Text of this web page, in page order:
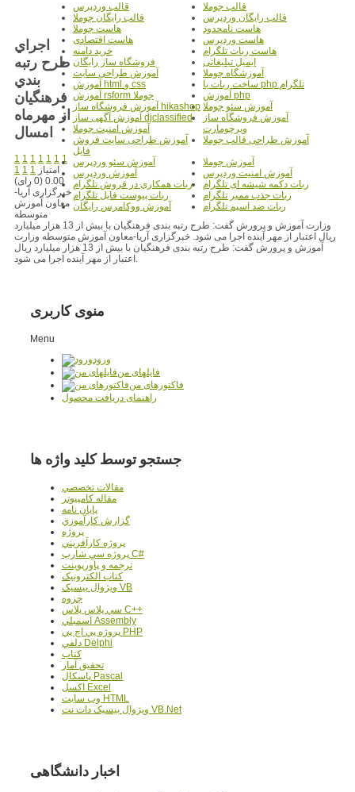
قالب جوملا
قالب وردپرس
قالب رایگان وردپرس
قالب رایگان جوملا
هاست نامحدود
هاست جوملا
هاست وردپرس
هاست اقتصادی
هاست ربات تلگرام
خرید دامنه
ایمیل تبلیغاتی
فروشگاه ساز رایگان
آموزشگاه جوملا
آموزش طراحی سایت
ساخت ربات با php تلگرام
آموزش html و css
آموزش php
آموزش rsform جوملا
آموزش سئو جوملا آموزش فروشگاه ساز hikashop
آموزش فروشگاه ساز
ویرچومارت
آموزش آگهی ساز djclassified
آموزش امنیت جوملا
آموزش طراحی قالب جوملا
آموزش طراحی سایت فروش
فایل
آموزش جوملا
آموزش سئو وردپرس
آموزش امنیت وردپرس
آموزش وردپرس
ربات دکمه شیشه ای تلگرام
ربات همکاری در فروش تلگرام
ربات جذب ممبر تلگرام
ربات پیوست فایل تلگرام
ربات ضد اسپم تلگرام
آموزش ووکامرس رایگان
اجراي
طرح رتبه
بندي
فرهنگيان
از مهرماه
امسال
1 1 1 1 1 1 1
1 1 1 امتیاز
0.00 (0 رای)
خبرگزاری آریا-
معاون آموزش
متوسطه
وزارت آموزش و پرورش گفت: طرح رتبه بندی فرهنگیان با بیش از 13 هزار میلیارد
ریال اعتبار از مهر آینده اجرا می شود. خبرگزاری آریا-معاون آموزش متوسطه وزارت
آموزش و پرورش گفت: طرح رتبه بندی فرهنگیان با بیش از 13 هزار میلیارد ریال
اعتبار از مهر آینده اجرا می شود.
منوی کاربری
Menu
ورود
فایلهای من
فاکتورهای من
راهنمای دریافت محصول
جستجو توسط کلید واژه ها
مقالات تخصصي
مقاله کامپیوتر
پایان نامه
گزارش کارآموزي
پروژه
پروژه کارآفريني
پروژه سي شارپ C#
ترجمه و پاورپوينت
کتاب الکترونيک
ويژوال بيسيک VB
جزوه
سي پلاس پلاس C++
اسمبلي Assembly
پروژه پي اچ پي PHP
دلفي Delphi
کتاب
تحقيق آمار
پاسکال Pascal
اکسل Excel
وب سايت HTML
ويژوال بيسيک دات نت VB.Net
اخبار دانشگاهی